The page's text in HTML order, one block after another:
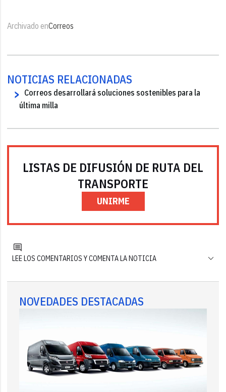
Archivado enCorreos
NOTICIAS RELACIONADAS
Correos desarrollará soluciones sostenibles para la
última milla
LISTAS DE DIFUSIÓN DE RUTA DEL
TRANSPORTE
UNIRME
LEE LOS COMENTARIOS Y COMENTA LA NOTICIA
NOVEDADES DESTACADAS